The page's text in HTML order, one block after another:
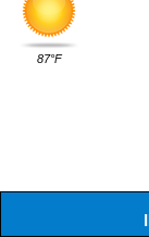
87°F